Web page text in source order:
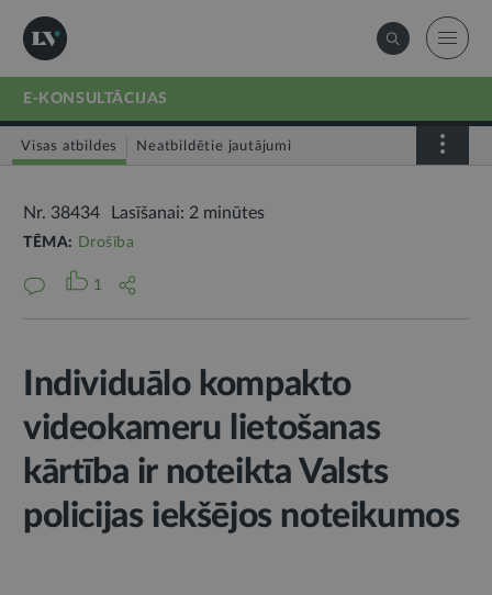
E-KONSULTĀCIJAS
Visas atbildes Neatbildētie jautājumi
Nr. 38434 Lasīšanai: 2 minūtes
TĒMA: Drošība
1
Individuālo kompakto
videokameru lietošanas
kārtība ir noteikta Valsts
policijas iekšējos noteikumos